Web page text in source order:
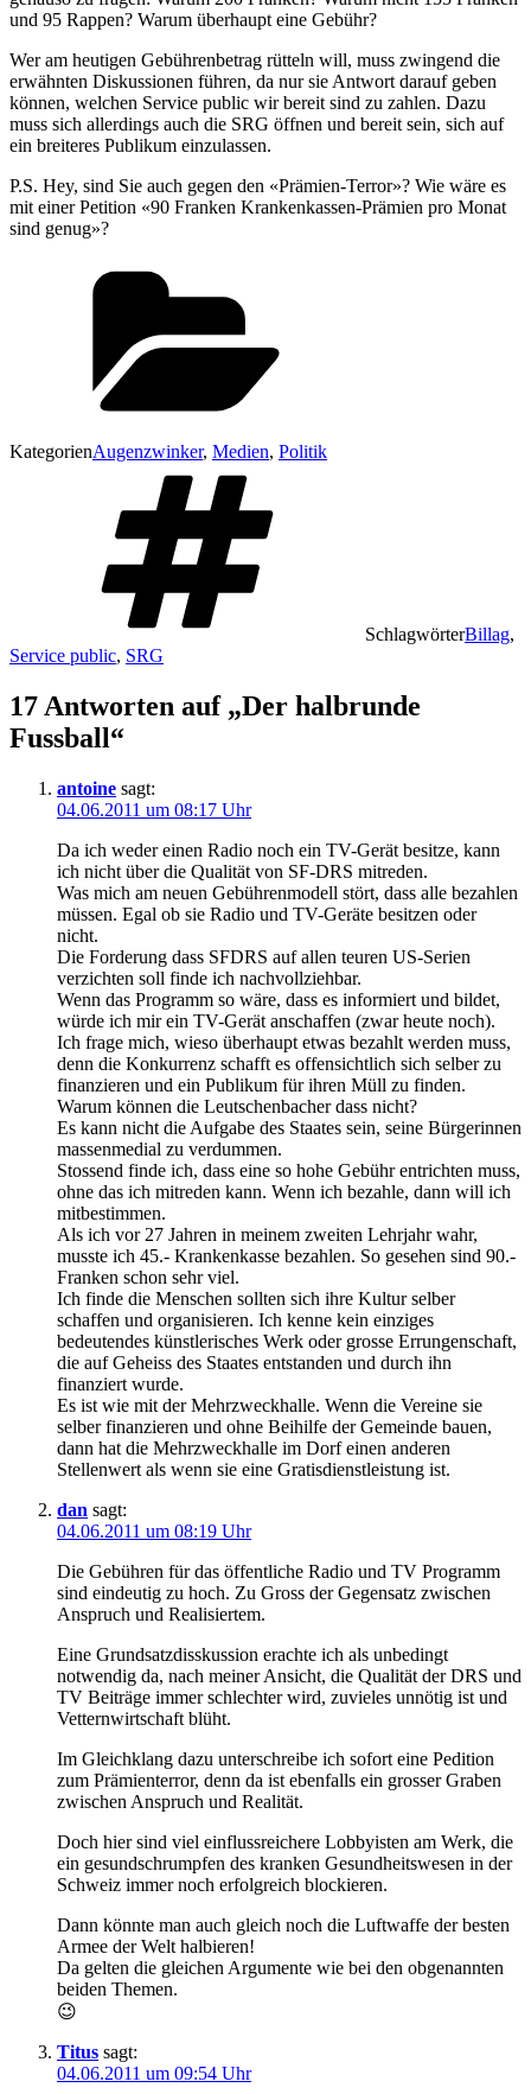
und 95 Rappen? Warum überhaupt eine Gebühr?
Wer am heutigen Gebührenbetrag rütteln will, muss zwingend die
erwähnten Diskussionen führen, da nur sie Antwort darauf geben
können, welchen Service public wir bereit sind zu zahlen. Dazu
muss sich allerdings auch die SRG öffnen und bereit sein, sich auf
ein breiteres Publikum einzulassen.
P.S. Hey, sind Sie auch gegen den «Prämien-Terror»? Wie wäre es
mit einer Petition «90 Franken Krankenkassen-Prämien pro Monat
sind genug»?
KategorienAugenzwinker, Medien, Politik
SchlagwörterBillag,
Service public, SRG
17 Antworten auf „Der halbrunde
Fussball“
antoine sagt:
04.06.2011 um 08:17 Uhr
Da ich weder einen Radio noch ein TV-Gerät besitze, kann
ich nicht über die Qualität von SF-DRS mitreden.
Was mich am neuen Gebührenmodell stört, dass alle bezahlen
müssen. Egal ob sie Radio und TV-Geräte besitzen oder
nicht.
Die Forderung dass SFDRS auf allen teuren US-Serien
verzichten soll finde ich nachvollziehbar.
Wenn das Programm so wäre, dass es informiert und bildet,
würde ich mir ein TV-Gerät anschaffen (zwar heute noch).
Ich frage mich, wieso überhaupt etwas bezahlt werden muss,
denn die Konkurrenz schafft es offensichtlich sich selber zu
finanzieren und ein Publikum für ihren Müll zu finden.
Warum können die Leutschenbacher dass nicht?
Es kann nicht die Aufgabe des Staates sein, seine Bürgerinnen
massenmedial zu verdummen.
Stossend finde ich, dass eine so hohe Gebühr entrichten muss,
ohne das ich mitreden kann. Wenn ich bezahle, dann will ich
mitbestimmen.
Als ich vor 27 Jahren in meinem zweiten Lehrjahr wahr,
musste ich 45.- Krankenkasse bezahlen. So gesehen sind 90.-
Franken schon sehr viel.
Ich finde die Menschen sollten sich ihre Kultur selber
schaffen und organisieren. Ich kenne kein einziges
bedeutendes künstlerisches Werk oder grosse Errungenschaft,
die auf Geheiss des Staates entstanden und durch ihn
finanziert wurde.
Es ist wie mit der Mehrzweckhalle. Wenn die Vereine sie
selber finanzieren und ohne Beihilfe der Gemeinde bauen,
dann hat die Mehrzweckhalle im Dorf einen anderen
Stellenwert als wenn sie eine Gratisdienstleistung ist.
dan sagt:
04.06.2011 um 08:19 Uhr
Die Gebühren für das öffentliche Radio und TV Programm
sind eindeutig zu hoch. Zu Gross der Gegensatz zwischen
Anspruch und Realisiertem.
Eine Grundsatzdisskussion erachte ich als unbedingt
notwendig da, nach meiner Ansicht, die Qualität der DRS und
TV Beiträge immer schlechter wird, zuvieles unnötig ist und
Vetternwirtschaft blüht.
Im Gleichklang dazu unterschreibe ich sofort eine Pedition
zum Prämienterror, denn da ist ebenfalls ein grosser Graben
zwischen Anspruch und Realität.
Doch hier sind viel einflussreichere Lobbyisten am Werk, die
ein gesundschrumpfen des kranken Gesundheitswesen in der
Schweiz immer noch erfolgreich blockieren.
Dann könnte man auch gleich noch die Luftwaffe der besten
Armee der Welt halbieren!
Da gelten die gleichen Argumente wie bei den obgenannten
beiden Themen.
😉
Titus sagt:
04.06.2011 um 09:54 Uhr